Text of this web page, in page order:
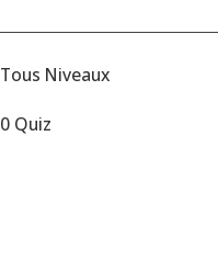
Tous Niveaux
0 Quiz